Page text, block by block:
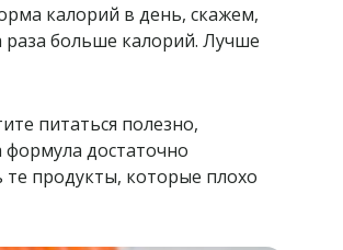
калорий в день, скажем,
больше калорий. Лучше
питаться полезно,
формула достаточно
продукты, которые плохо